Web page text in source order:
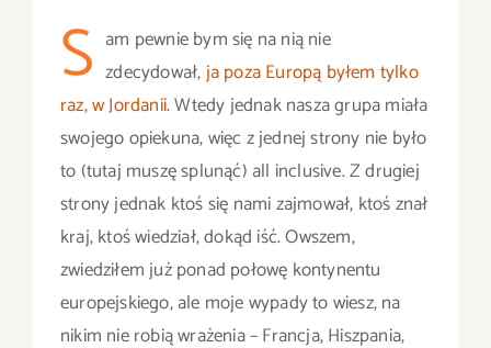
S am pewnie bym się na nią nie
zdecydował, ja poza Europą byłem tylko
raz, w Jordanii. Wtedy jednak nasza grupa miała
swojego opiekuna, więc z jednej strony nie było
to (tutaj muszę splunąć) all inclusive. Z drugiej
strony jednak ktoś się nami zajmował, ktoś znał
kraj, ktoś wiedział, dokąd iść. Owszem,
zwiedziłem już ponad połowę kontynentu
europejskiego, ale moje wypady to wiesz, na
nikim nie robią wrażenia – Francja, Hiszpania,